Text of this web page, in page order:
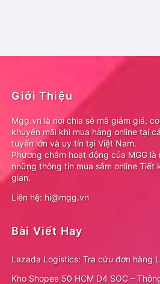
Giới Thiệu
Mgg.vn là nơi chia sẻ mã giảm giá,
khuyến mãi khi mua hàng online tại
tuyến lớn và uy tín tại Việt Nam.
Phương châm hoạt động của MGG
những thông tin mua sắm online Tiết
gian.
Liên hệ: hi@mgg.vn
Bài Viết Hay
Lazada Logistics: Tra cứu đơn hàng
Kho Shopee 50 HCM D4 SOC –